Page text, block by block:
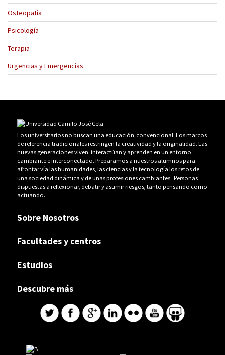
Osteopatía
Psicología
Terapia
Urgencias y Emergencias
Los universitarios no buscan una educación convencional. Los marcos
de referencia tradicionales restringen la creatividad y la originalidad. Las
nuevas generaciones viven, interactúan y aprenden en un entorno
cambiante e interconectado. Preparamos a nuestros alumnos para
afrontar vía las humanidades, las ciencias y la tecnología los retos de
una sociedad dinámica y de unas profesiones cambiantes. Personas
dispuestas a reflexionar, debatir y asumir riesgos, tanto pensando como
actuando.
Sobre Nosotros
Facultades y centros
Estudios
Descubre más